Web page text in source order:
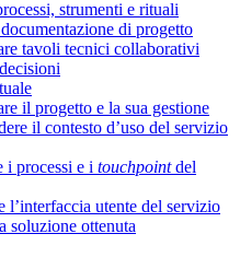
strumenti e rituali
di progetto
tavoli tecnici collaborativi
il progetto e la sua gestione
il contesto d’uso del servizio
i processi e i touchpointdel
l’interfaccia utente del servizio
soluzione ottenuta